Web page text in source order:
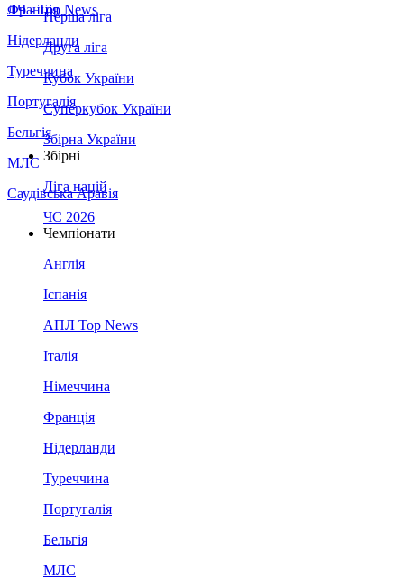
Франція
Нідерланди
Туреччина
Португалія
Бельгія
МЛС
Саудівська Аравія
ЛЧ - Top News
Перша ліга
Друга ліга
Кубок України
Суперкубок України
Збірна України
Збірні
Ліга націй
ЧС 2026
Чемпіонати
Англія
Іспанія
АПЛ Top News
Італія
Німеччина
Франція
Нідерланди
Туреччина
Португалія
Бельгія
МЛС